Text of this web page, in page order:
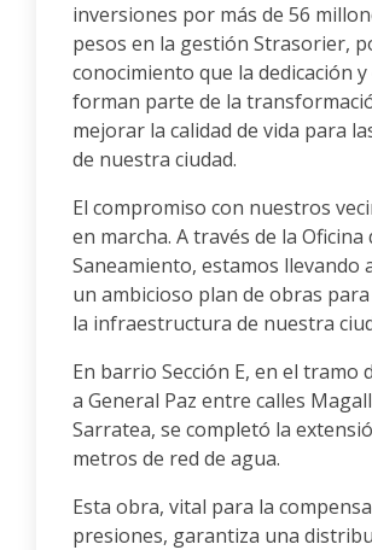
inversiones por más de 56
pesos en la gestión Strasorier,
conocimiento que la dedicación
forman parte de la
mejorar la calidad de vida para
de nuestra ciudad.
El compromiso con nuestros
en marcha. A través de la Oficina
Saneamiento, estamos llevando
un ambicioso plan de obras
la infraestructura de nuestra
En barrio Sección E, en el tramo
a General Paz entre calles
Sarratea, se completó la
metros de red de agua.
Esta obra, vital para la
presiones, garantiza una